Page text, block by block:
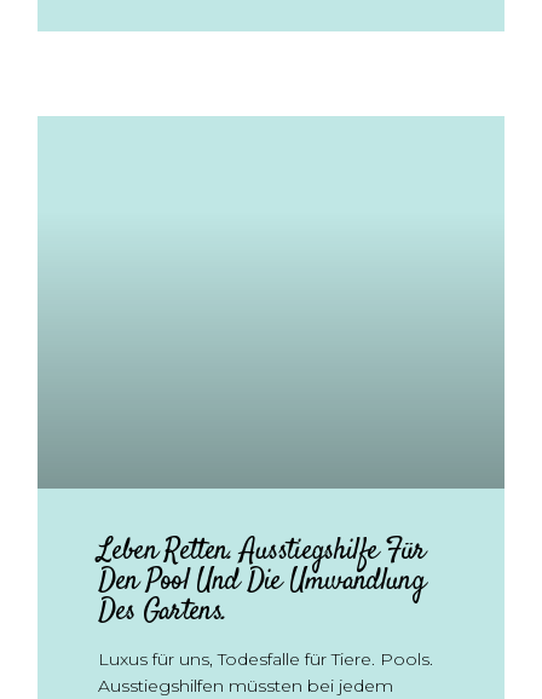
Leben Retten. Ausstiegshilfe Für
Den Pool Und Die Umwandlung
Des Gartens.
Luxus für uns, Todesfalle für Tiere. Pools.
Ausstiegshilfen müssten bei jedem